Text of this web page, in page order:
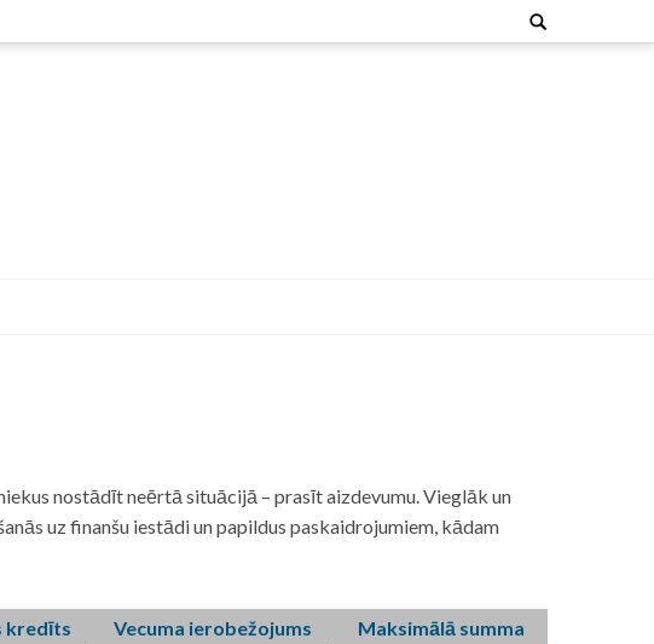
Search
for:
nostādīt neērtā situācijā – prasīt aizdevumu. Vieglāk un
uz finanšu iestādi un papildus paskaidrojumiem, kādam
kredīts Vecuma ierobežojums Maksimālā summa